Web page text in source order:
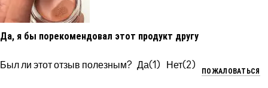
Да, я бы порекомендовал этот продукт другу
Был ли этот отзыв полезным? 1 2
ПОЖАЛОВАТЬСЯ